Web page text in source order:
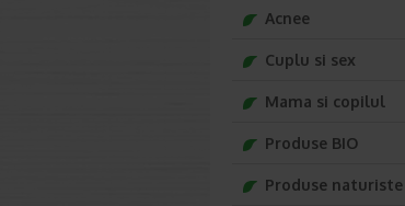
Acnee
Cuplu si sex
Mama si copilul
Produse BIO
Produse naturiste